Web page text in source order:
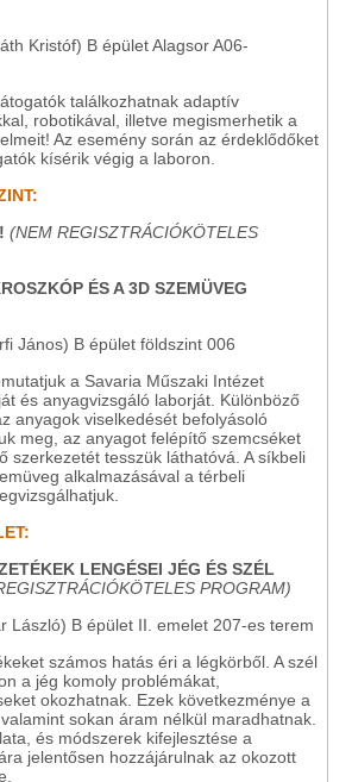
Kristóf) B épület Alagsor A06-
találkozhatnak adaptív
robotikával, illetve megismerhetik a
Az esemény során az érdeklődőket
kísérik végig a laboron.
(NEM REGISZTRÁCIÓKÖTELES
ÉS A 3D SZEMÜVEG
János) B épület földszint 006
a Savaria Műszaki Intézet
és anyagvizsgáló laborját. Különböző
anyagok viselkedését befolyásoló
meg, az anyagot felépítő szemcséket
szerkezetét tesszük láthatóvá. A síkbeli
alkalmazásával a térbeli
LENGÉSEI JÉG ÉS SZÉL
PROGRAM)
László) B épület II. emelet 207-es terem
számos hatás éri a légkörből. A szél
a jég komoly problémákat,
okozhatnak. Ezek következménye a
sokan áram nélkül maradhatnak.
és módszerek kifejlesztése a
jelentősen hozzájárulnak az okozott